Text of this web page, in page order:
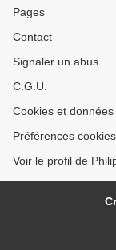
Pages
Contact
Signaler un abus
C.G.U.
Cookies et
Préférences cookies
Voir le profil de